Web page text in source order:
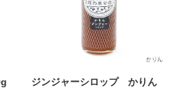
ジンジャーシロップ かりん